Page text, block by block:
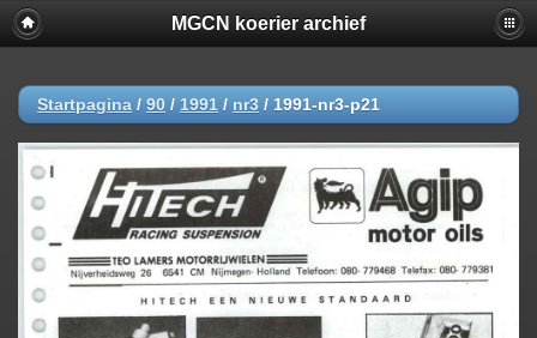
MGCN koerier archief
Startpagina / 90 / 1991 / nr3 / 1991-nr3-p21